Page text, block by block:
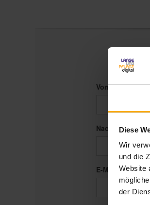
Diese
Wir
und die
Website
der
Vorname*
Nachname
E-Mail *